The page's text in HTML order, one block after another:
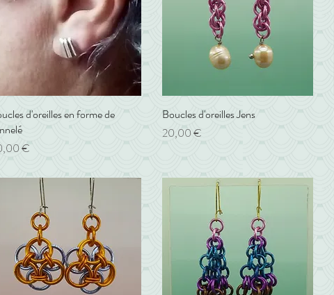
Aperçu rapide
d'oreilles en forme de
€
Aperçu rapide
Boucles d'oreilles Jens
Prix
20,00 €